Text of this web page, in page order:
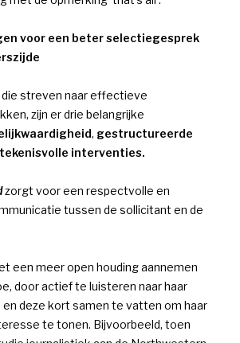
voor een beter selectiegesprek
streven naar effectieve
zijn er drie belangrijke
, gestructureerde
volle interventies.
zorgt voor een respectvolle en
tussen de sollicitant en de
een meer open houding aannemen
door actief te luisteren naar haar
deze kort samen te vatten om haar
te tonen. Bijvoorbeeld, toen